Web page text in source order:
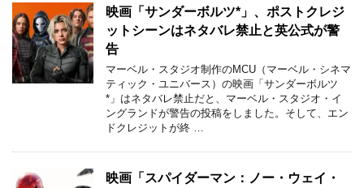
映画「サンダーボルツ*」、ポストクレジ
ットシーンはネタバレ禁止と英公式が警
告
マーベル・スタジオ制作のMCU（マーベル・シネマ
ティック・ユニバース）の映画「サンダーボルツ
*」はネタバレ禁止だと、マーベル・スタジオ・イ
ングランドが警告の投稿をしました。そして、エン
ドクレジットが終 …
映画「スパイダーマン：ノー・ウェイ・